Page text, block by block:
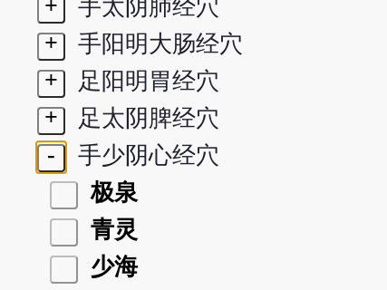
+
手太阴肺经穴
+
手阳明大肠经穴
+
足阳明胃经穴
+
足太阴脾经穴
-
手少阴心经穴
极泉
青灵
少海